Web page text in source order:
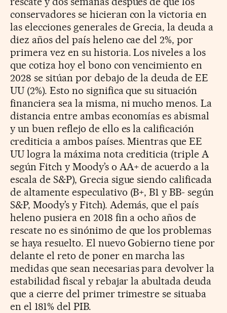
conservadores se hicieran con la victoria en
las elecciones generales de Grecia, la deuda a
diez años del país heleno cae del 2%, por
primera vez en su historia. Los niveles a los
que cotiza hoy el bono con vencimiento en
2028 se sitúan por debajo de la deuda de EE
UU (2%). Esto no significa que su situación
financiera sea la misma, ni mucho menos. La
distancia entre ambas economías es abismal
y un buen reflejo de ello es la calificación
crediticia a ambos países. Mientras que EE
UU logra la máxima nota crediticia (triple A
según Fitch y Moody’s o AA+ de acuerdo a la
escala de S&P), Grecia sigue siendo calificada
de altamente especulativo (B+, B1 y BB- según
S&P, Moody’s y Fitch). Además, que el país
heleno pusiera en 2018 fin a ocho años de
rescate no es sinónimo de que los problemas
se haya resuelto. El nuevo Gobierno tiene por
delante el reto de poner en marcha las
medidas que sean necesarias para devolver la
estabilidad fiscal y rebajar la abultada deuda
que a cierre del primer trimestre se situaba
en el 181% del PIB.